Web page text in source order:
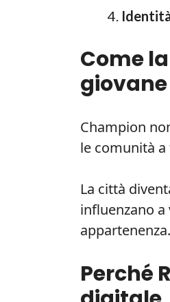
Come
giovane
Champion
le comunità
La città
influenzano
appartenenza.
Perché